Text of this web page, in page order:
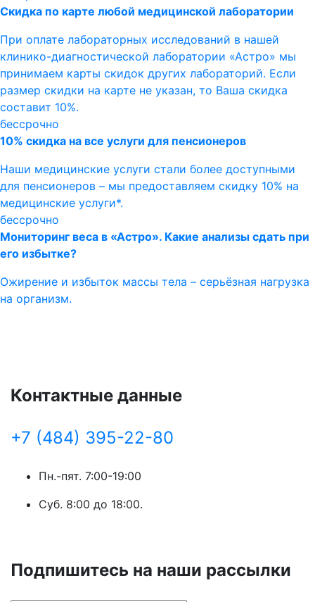
Скидка по карте любой медицинской лаборатории
При оплате лабораторных исследований в нашей
клинико-диагностической лаборатории «Астро» мы
принимаем карты скидок других лабораторий. Если
размер скидки на карте не указан, то Ваша скидка
составит 10%.
бессрочно
10% скидка на все услуги для пенсионеров
Наши медицинские услуги стали более доступными
для пенсионеров – мы предоставляем скидку 10% на
медицинские услуги*.
бессрочно
Мониторинг веса в «Астро». Какие анализы сдать при
его избытке?
Ожирение и избыток массы тела – серьёзная нагрузка
на организм.
Контактные данные
+7 (484) 395-22-80
Пн.-пят. 7:00-19:00
Суб. 8:00 до 18:00.
Подпишитесь на наши рассылки